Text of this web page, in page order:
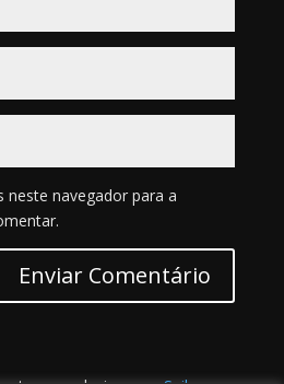
neste navegador para a